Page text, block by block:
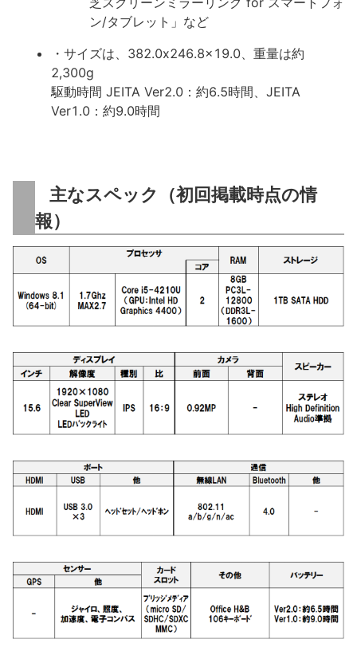
ン/タブレット」など
・サイズは、382.0x246.8x19.0、重量は約
2,300g
駆動時間 JEITA Ver2.0：約6.5時間、JEITA
Ver1.0：約9.0時間
主なスペック（初回掲載時点の情
報）